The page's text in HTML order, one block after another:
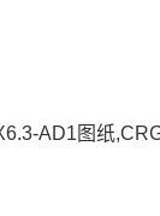
AD1图纸